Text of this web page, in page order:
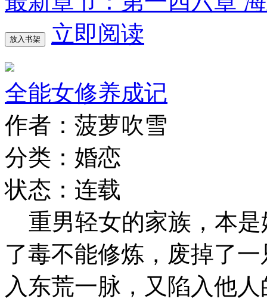
放入书架 立即阅读
全能女修养成记
作者：菠萝吹雪
分类：婚恋
状态：连载
重男轻女的家族，本是
了毒不能修炼，废掉了
入东荒一脉，又陷入他